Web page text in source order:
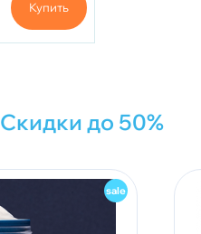
Купить
Скидки до 50%